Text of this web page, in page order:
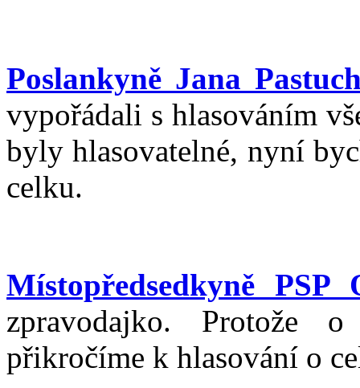
Poslankyně Jana
vypořádali s hlasováním
byly hlasovatelné, nyní
celku.
Místopředsedkyně PSP
zpravodajko. Protože
přikročíme k hlasování o